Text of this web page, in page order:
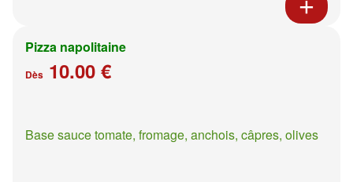
Pizza napolitaine
Dès 10.00 €
Base sauce tomate, fromage, anchois, câpres, olives